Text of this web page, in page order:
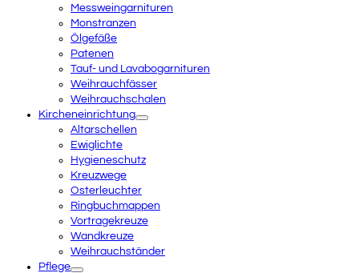
Messweingarnituren
Monstranzen
Ölgefäße
Patenen
Tauf- und Lavabogarnituren
Weihrauchfässer
Weihrauchschalen
Kircheneinrichtung
Altarschellen
Ewiglichte
Hygieneschutz
Kreuzwege
Osterleuchter
Ringbuchmappen
Vortragekreuze
Wandkreuze
Weihrauchständer
Pflege